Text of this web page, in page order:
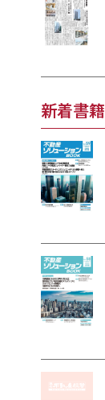
新着書籍